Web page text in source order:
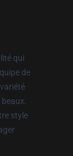
qui
de
style